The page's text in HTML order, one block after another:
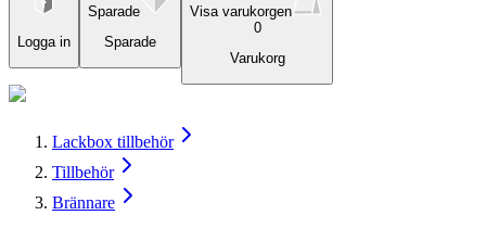
Logga in
Sparade
Sparade
Visa varukorgen
0
Varukorg
Lackbox tillbehör
Tillbehör
Brännare